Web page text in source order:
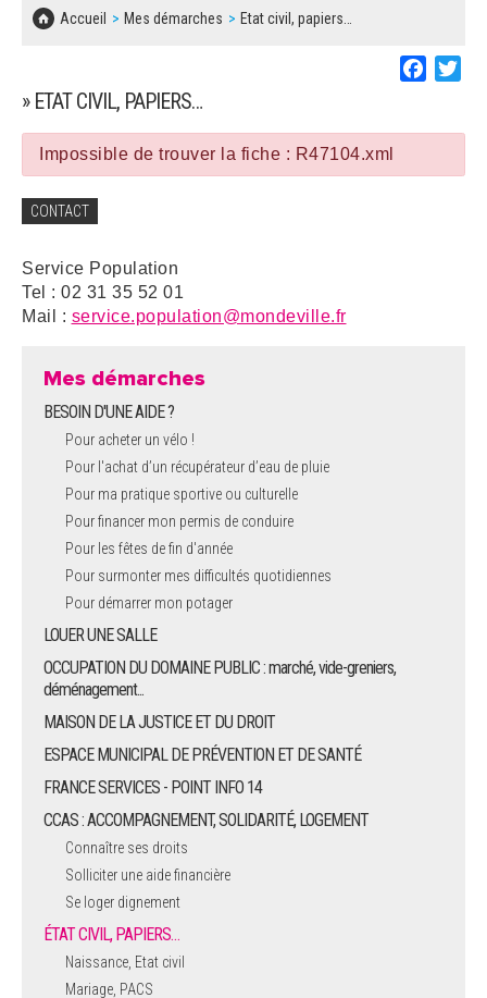
Accueil Mes démarches Etat civil, papiers…
» ETAT CIVIL, PAPIERS…
Impossible de trouver la fiche : R47104.xml
CONTACT
Service Population
Tel : 02 31 35 52 01
Mail : service.population@mondeville.fr
Mes démarches
BESOIN D'UNE AIDE ?
Pour acheter un vélo !
Pour l'achat d’un récupérateur d’eau de pluie
Pour ma pratique sportive ou culturelle
Pour financer mon permis de conduire
Pour les fêtes de fin d'année
Pour surmonter mes difficultés quotidiennes
Pour démarrer mon potager
LOUER UNE SALLE
OCCUPATION DU DOMAINE PUBLIC : marché, vide-greniers,
déménagement...
MAISON DE LA JUSTICE ET DU DROIT
ESPACE MUNICIPAL DE PRÉVENTION ET DE SANTÉ
FRANCE SERVICES - POINT INFO 14
CCAS : ACCOMPAGNEMENT, SOLIDARITÉ, LOGEMENT
Connaître ses droits
Solliciter une aide financière
Se loger dignement
ÉTAT CIVIL, PAPIERS…
Naissance, Etat civil
Mariage, PACS
CONCERTATIONS PUBLIQUES
SOLIDARITÉ, LOGEMENT
EMPLOI
URBANISME
POLICE MUNICIPALE
BESOIN D'UNE AIDE ?
LES ASSOCIATIONS
MARCHÉS PUBLICS
SUR LES RISQUES MAJEURS
REGLEMENT LOCAL DE PUBLICITÉ
DECLARATION DE DEMARCHAGE
DOSSIER DE DEMANDE DE SUBVENTION
DEMANDE DE PRÊT DE MATERIEL
FICHE D'ORGANISATION MANIFESTATION
PLAN D'ACTION MUNICIPAL
ARRÊTÉS MUNICIPAUX